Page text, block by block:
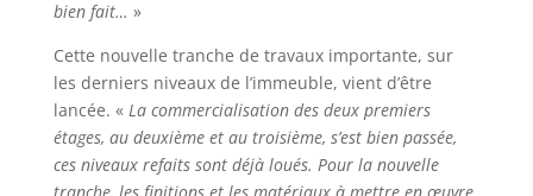
bien fait… »
Cette nouvelle tranche de travaux importante, sur
les derniers niveaux de l’immeuble, vient d’être
lancée. « La commercialisation des deux premiers
étages, au deuxième et au troisième, s’est bien passée,
ces niveaux refaits sont déjà loués. Pour la nouvelle